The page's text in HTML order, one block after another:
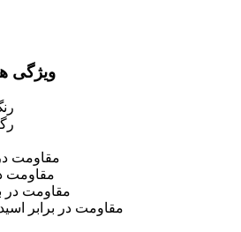
ویژگی
مقاومت
مقاومت
مقاومت در
مقاومت در برابر